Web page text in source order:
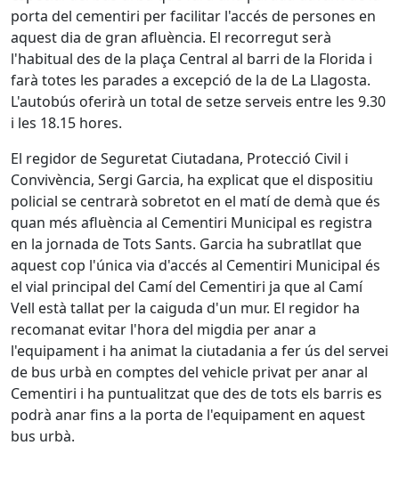
porta del cementiri per facilitar l'accés de persones en
aquest dia de gran afluència. El recorregut serà
l'habitual des de la plaça Central al barri de la Florida i
farà totes les parades a excepció de la de La Llagosta.
L'autobús oferirà un total de setze serveis entre les 9.30
i les 18.15 hores.
El regidor de Seguretat Ciutadana, Protecció Civil i
Convivència, Sergi Garcia, ha explicat que el dispositiu
policial se centrarà sobretot en el matí de demà que és
quan més afluència al Cementiri Municipal es registra
en la jornada de Tots Sants. Garcia ha subratllat que
aquest cop l'única via d'accés al Cementiri Municipal és
el vial principal del Camí del Cementiri ja que al Camí
Vell està tallat per la caiguda d'un mur. El regidor ha
recomanat evitar l'hora del migdia per anar a
l'equipament i ha animat la ciutadania a fer ús del servei
de bus urbà en comptes del vehicle privat per anar al
Cementiri i ha puntualitzat que des de tots els barris es
podrà anar fins a la porta de l'equipament en aquest
bus urbà.